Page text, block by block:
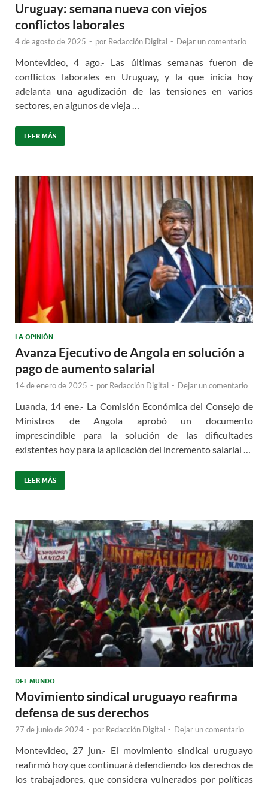
Uruguay: semana nueva con viejos
conflictos laborales
4 de agosto de 2025 - por Redacción Digital - Dejar un comentario
Montevideo, 4 ago.- Las últimas semanas fueron de
conflictos laborales en Uruguay, y la que inicia hoy
adelanta una agudización de las tensiones en varios
sectores, en algunos de vieja …
LEER MÁS
LA OPINIÓN
Avanza Ejecutivo de Angola en solución a
pago de aumento salarial
14 de enero de 2025 - por Redacción Digital - Dejar un comentario
Luanda, 14 ene.- La Comisión Económica del Consejo de
Ministros de Angola aprobó un documento
imprescindible para la solución de las dificultades
existentes hoy para la aplicación del incremento salarial …
LEER MÁS
DEL MUNDO
Movimiento sindical uruguayo reafirma
defensa de sus derechos
27 de junio de 2024 - por Redacción Digital - Dejar un comentario
Montevideo, 27 jun.- El movimiento sindical uruguayo
reafirmó hoy que continuará defendiendo los derechos de
los trabajadores, que considera vulnerados por políticas